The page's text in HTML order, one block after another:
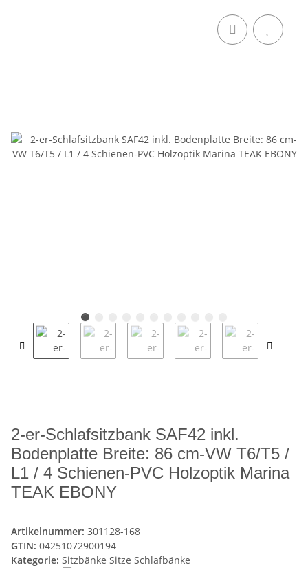
2-er-Schlafsitzbank SAF42 inkl.
Bodenplatte Breite: 86 cm-VW T6/T5 /
L1 / 4 Schienen-PVC Holzoptik Marina
TEAK EBONY
Artikelnummer: 301128-168
GTIN: 04251072900194
Kategorie: Sitzbänke Sitze Schlafbänke